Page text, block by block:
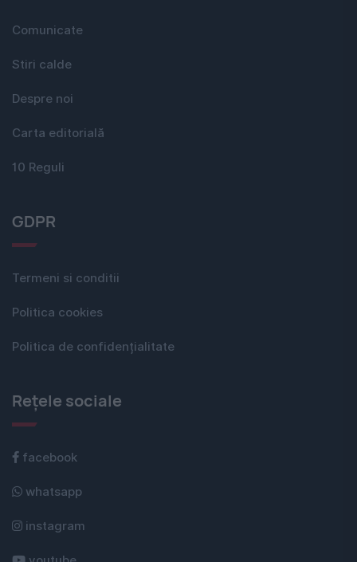
Comunicate
Stiri calde
Despre noi
Carta editorială
10 Reguli
GDPR
Termeni si conditii
Politica cookies
Politica de confidențialitate
Rețele sociale
facebook
whatsapp
instagram